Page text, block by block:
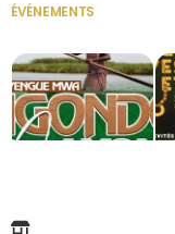
ÉVÉNEMENTS